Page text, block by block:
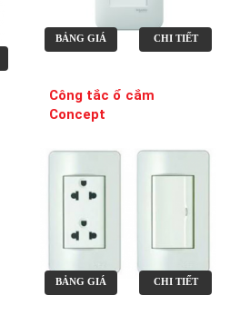
BẢNG GIÁ CHI TIẾT
Công tắc ổ cắm
Concept
BẢNG GIÁ CHI TIẾT